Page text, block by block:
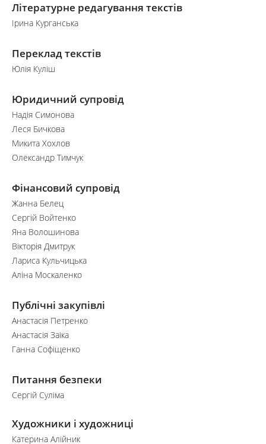
Літературне редагування текстів
Ірина Курганська
Переклад текстів
Юлія Куліш
Юридичний супровід
Надія Симонова
Леся Бичкова
Микита Хохлов
Олександр Тимчук
Фінансовий супровід
Жанна Белец
Сергій Войтенко
Яна Волошинова
Вікторія Дмитрук
Лариса Кульчицька
Аліна Москаленко
Публічні закупівлі
Анастасія Петренко
Анастасія Заіка
Ганна Софіщенко
Питання безпеки
Сергій Суліма
Художники і художниці
Катерина Алійник